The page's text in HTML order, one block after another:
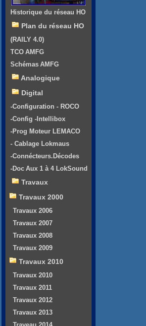
Historique du réseau HO
Plan du réseau HO
(RAILY 4.0)
TCO AMFG
Schémas AMFG
Analogique
Digital
-Configuration - ROCO
-Config -Intellibox
-Prog Moteur LEMACO
- Cablage Lokmaus
-Connécteurs.Décodes
-Doc Aux 1 à 4 LokSound
Travaux
Travaux 2000
Travaux 2006
Travaux 2007
Travaux 2008
Travaux 2009
Travaux 2010
Travaux 2010
Travaux 2011
Travaux 2012
Travaux 2013